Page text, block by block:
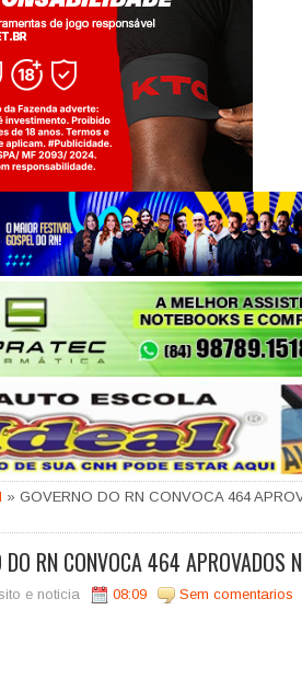
com responsabilidade. 18+
» GOVERNO DO RN CONVOCA 464
DO RN CONVOCA 464 APROVADOS
e noticia 08:09 Sem comentarios